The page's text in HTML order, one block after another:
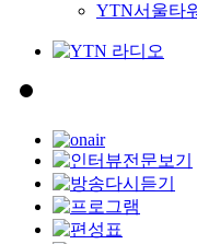
YTN서울타